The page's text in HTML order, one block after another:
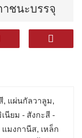
ชนะบรรจุ
ร้างและ
แผ่นกัลวาลูม,
นียม - สังกะสี -
มงกานีส, เหล็ก